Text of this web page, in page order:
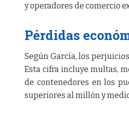
y operadores de comercio
Pérdidas
Según García, los
Esta cifra incluye multas,
de contenedores en los
superiores al millón y